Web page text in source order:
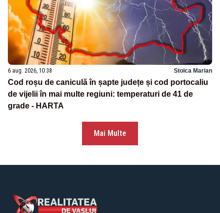
6 aug. 2026, 10:38 Stoica Marian
Cod roșu de caniculă în șapte județe și cod portocaliu
de vijelii în mai multe regiuni: temperaturi de 41 de
grade - HARTA
Mai Multe